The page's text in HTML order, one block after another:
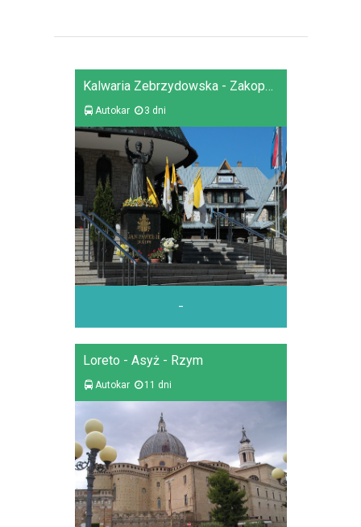
Kalwaria Zebrzydowska - Zakopane - Częstochowa
Autokar 3 dni
-
Loreto - Asyż - Rzym
Autokar 11 dni